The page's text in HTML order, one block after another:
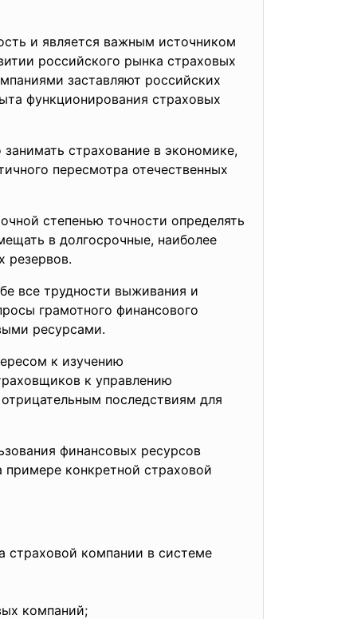
и является важным источником
российского рынка страховых
заставляют российских
функционирования страховых
страхование в экономике,
пересмотра отечественных
степенью точности определять
в долгосрочные, наиболее
резервов.
все трудности выживания и
грамотного финансового
ресурсами.
к изучению
к управлению
последствиям для
финансовых ресурсов
конкретной страховой
страховой компании в системе
компаний;